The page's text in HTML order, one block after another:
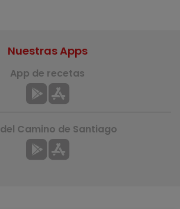
Nuestras Apps
App de recetas
Camino de Santiago